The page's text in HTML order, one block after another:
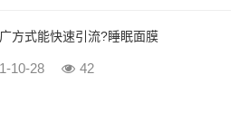
方式能快速引流?睡眠面膜
10-28 42